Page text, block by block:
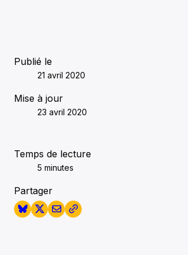
Publié le
21 avril 2020
Mise à jour
23 avril 2020
Temps de lecture
5 minutes
Partager